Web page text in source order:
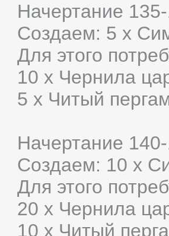
Начертание
Создаем: 5 х
Для этого
10 x Чернила
5 x Читый
Начертание
Создаем: 10 х
Для этого
20 x Чернила
10 x Читый